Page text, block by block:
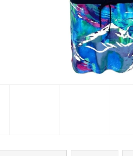
MAC IN A SAC ORIGIN OCEAN BLUE